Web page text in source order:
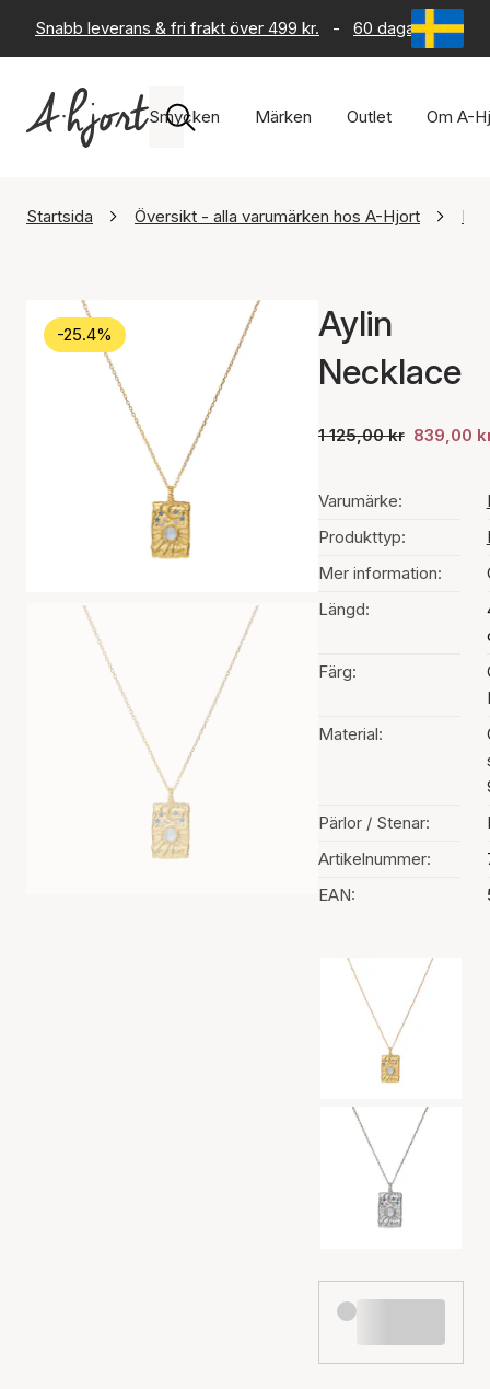
Snabb leverans & fri frakt över 499 kr. - 60 dagars
Smycken Märken Outlet Om A-
Startsida Översikt - alla varumärken hos A-Hjort
-25.4%
Aylin
Necklace
1 125,00 kr 839,00
Varumärke:
Produkttyp:
Mer information:
Längd:
Färg:
Material:
Pärlor / Stenar:
Artikelnummer:
EAN:
Val av färg